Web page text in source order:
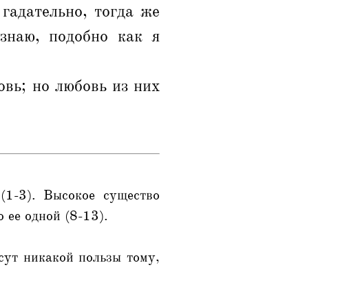
тогда же
подобно как я
но любовь из них
3). Высокое существо
ее одной (8-13).
никакой пользы тому,